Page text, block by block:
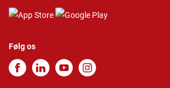
Følg os